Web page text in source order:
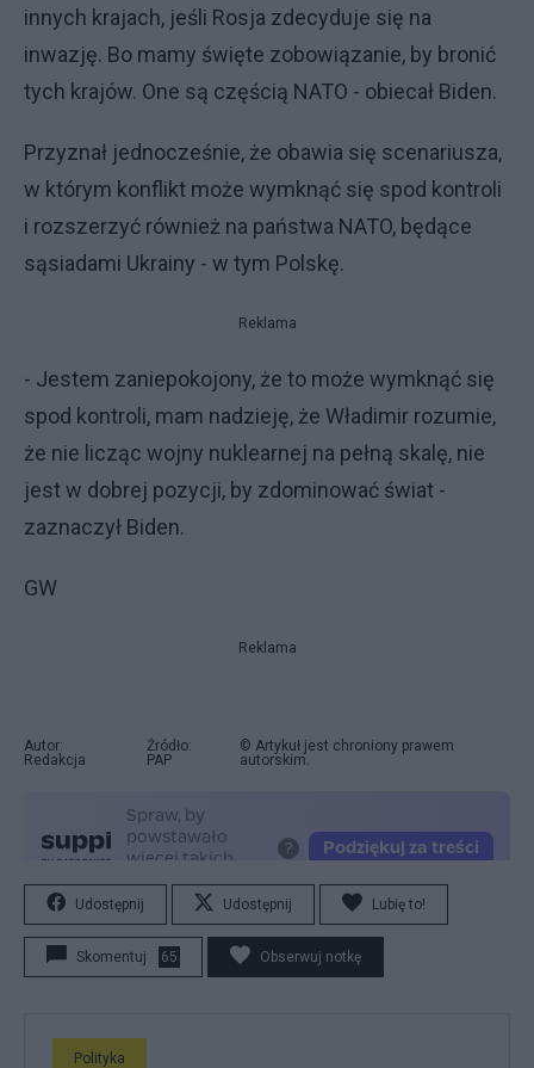
innych krajach, jeśli Rosja zdecyduje się na
inwazję. Bo mamy święte zobowiązanie, by bronić
tych krajów. One są częścią NATO - obiecał Biden.
Przyznał jednocześnie, że obawia się scenariusza,
w którym konflikt może wymknąć się spod kontroli
i rozszerzyć również na państwa NATO, będące
sąsiadami Ukrainy - w tym Polskę.
Reklama
- Jestem zaniepokojony, że to może wymknąć się
spod kontroli, mam nadzieję, że Władimir rozumie,
że nie licząc wojny nuklearnej na pełną skalę, nie
jest w dobrej pozycji, by zdominować świat -
zaznaczył Biden.
GW
Reklama
Autor:
Redakcja
Źródło:
PAP
© Artykuł jest chroniony prawem
autorskim.
Udostępnij Udostępnij Lubię to!
Skomentuj 65 Obserwuj notkę
Polityka